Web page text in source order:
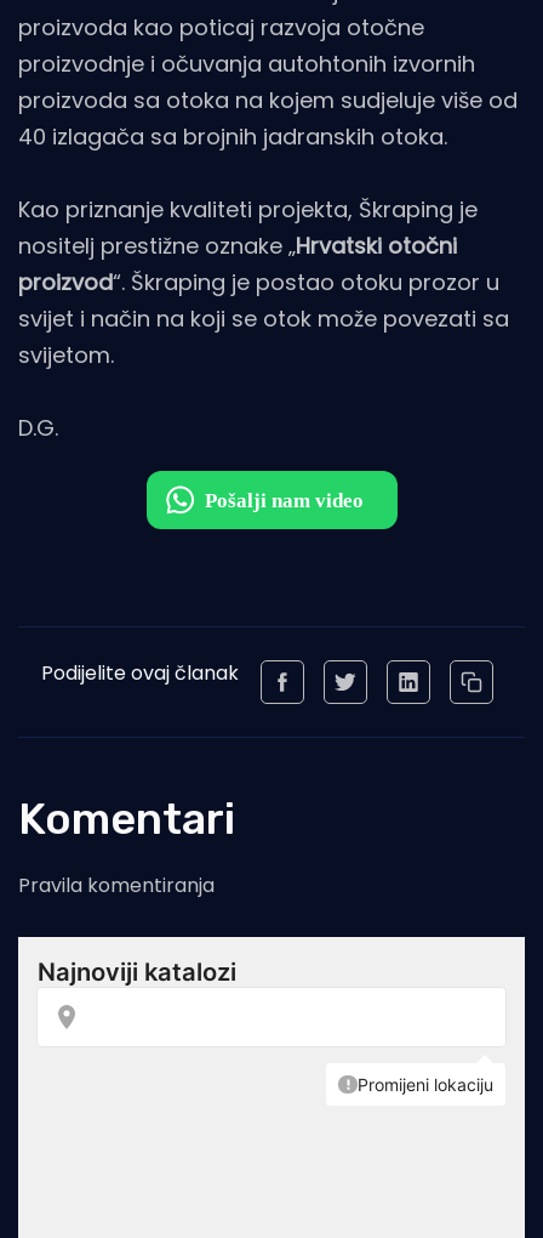
proizvoda kao poticaj razvoja otočne
proizvodnje i očuvanja autohtonih izvornih
proizvoda sa otoka na kojem sudjeluje više od
40 izlagača sa brojnih jadranskih otoka.
Kao priznanje kvaliteti projekta, Škraping je
nositelj prestižne oznake „Hrvatski otočni
proizvod“. Škraping je postao otoku prozor u
svijet i način na koji se otok može povezati sa
svijetom.
D.G.
Podijelite ovaj članak
Komentari
Pravila komentiranja